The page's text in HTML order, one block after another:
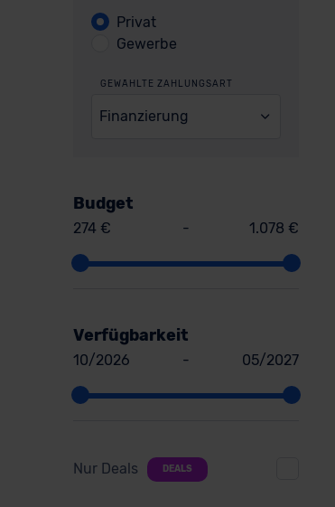
Privat
Gewerbe
GEWÄHLTE ZAHLUNGSART
Finanzierung
Budget
274 € - 1.078 €
Verfügbarkeit
10/2026 - 05/2027
Nur Deals DEALS